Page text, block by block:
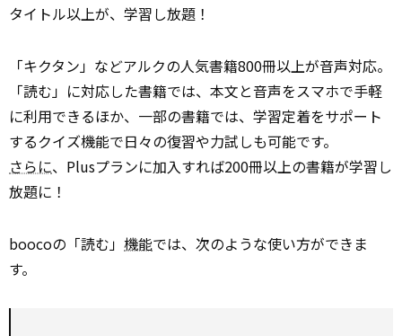
タイトル以上が、学習し放題！
「キクタン」などアルクの人気書籍800冊以上が音声対応。
「読む」に対応した書籍では、本文と音声をスマホで手軽
に利用できるほか、一部の書籍では、学習定着をサポート
するクイズ機能で日々の復習や力試しも可能です。
さらに、Plusプランに加入すれば200冊以上の書籍が学習し
放題に！
boocoの「読む」 機能では、次のような使い方ができま
す。